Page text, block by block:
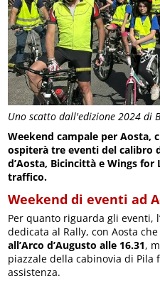
Uno scatto dall'edizione 2024 di
Weekend campale per Aosta,
ospiterà tre eventi del calibro
d’Aosta, Bicincittà e Wings
traffico.
Weekend di eventi ad
Per quanto riguarda gli eventi,
dedicata al Rally, con Aosta
all’Arco d’Augusto alle 16.31,
piazzale della cabinovia di
assistenza.